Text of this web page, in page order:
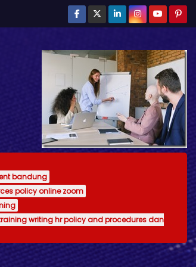
bandung
policy online zoom
writing hr policy and procedures dan